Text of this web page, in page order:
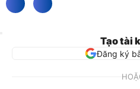
Tạo tài
Đăng ký